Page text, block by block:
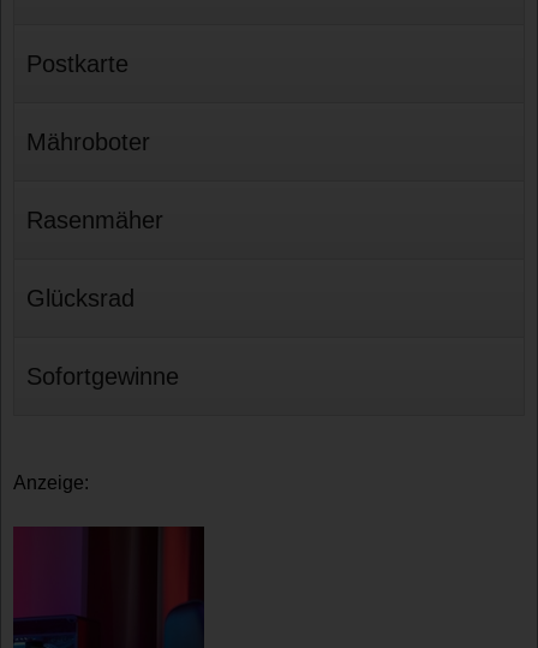
Postkarte
Mähroboter
Rasenmäher
Glücksrad
Sofortgewinne
Anzeige: